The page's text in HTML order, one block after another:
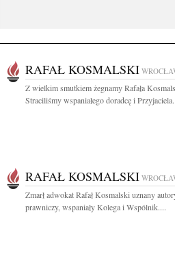
RAFAŁ KOSMALSKI
Z wielkim smutkiem żegnamy Rafała
Straciliśmy wspaniałego doradcę i
RAFAŁ KOSMALSKI
Zmarł adwokat Rafał Kosmalski uznany
prawniczy, wspaniały Kolega i Wspólnik....